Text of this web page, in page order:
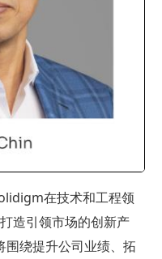
在技术和工程领
造引领市场的创新产
围绕提升公司业绩、拓